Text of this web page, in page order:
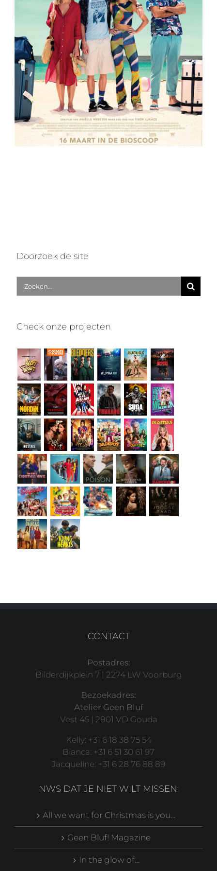
Doorzoek de site
Zoek
naar:
Check onze projecten
CONTACT
Postadres:
Bilderdijkplein 7 | 2274 LW Voorburg
Bezoekadres:
Atelier Geen Bluf
Vest 45 | 2801 VD Gouda
Kelly: +31 6 18 38 75 54
Bianca: +31 6 51 30 61 97
Jacqueline: +31 6 28 76 88 89
NWS DAT JE NIET WILT MISSEN:
All we want for Christmas is you…
Geen Bluf! Magazine
In the glow of…